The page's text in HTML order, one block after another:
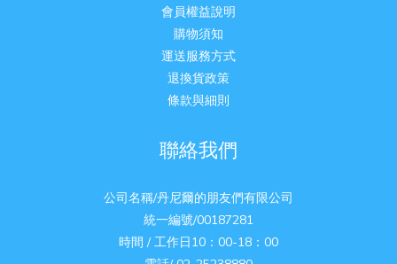
會員權益說明
購物須知
運送服務方式
退換貨政策
條款與細則
聯絡我們
公司名稱/丹尼爾的朋友們有限公司
統一編號/00187281
時間 / 工作日10：00-18：00